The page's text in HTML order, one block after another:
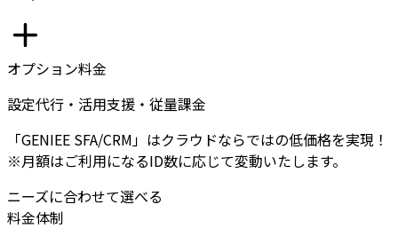
オプション料金
設定代行・活用支援・従量課金
「GENIEE SFA/CRM」はクラウドならではの低価格を実現！
※月額はご利用になるID数に応じて変動いたします。
ニーズに合わせて選べる
料金体制